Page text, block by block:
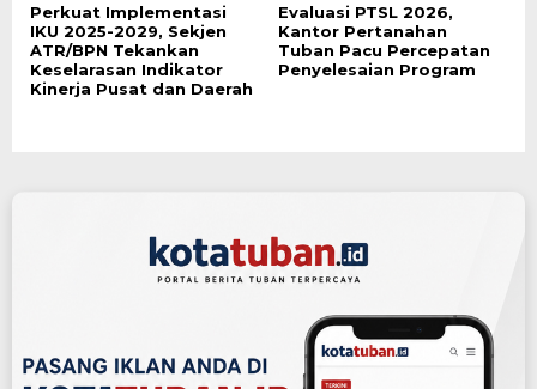
Perkuat Implementasi
IKU 2025-2029, Sekjen
ATR/BPN Tekankan
Keselarasan Indikator
Kinerja Pusat dan Daerah
Evaluasi PTSL 2026,
Kantor Pertanahan
Tuban Pacu Percepatan
Penyelesaian Program